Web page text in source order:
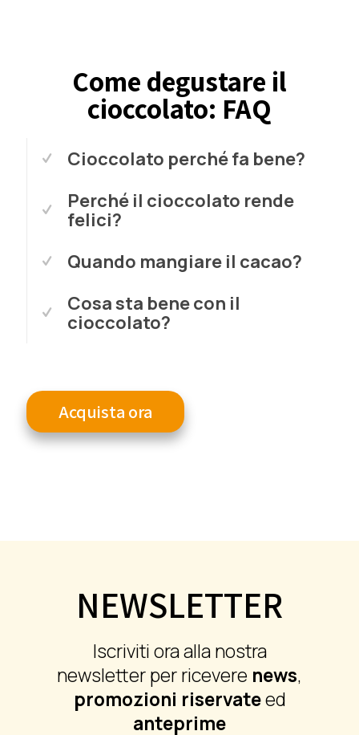
Come degustare il
cioccolato: FAQ
Cioccolato perché fa bene?
Perché il cioccolato rende
felici?
Quando mangiare il cacao?
Cosa sta bene con il
cioccolato?
Acquista ora
NEWSLETTER
Iscriviti ora alla nostra
newsletter per ricevere news,
promozioni riservateed
anteprime